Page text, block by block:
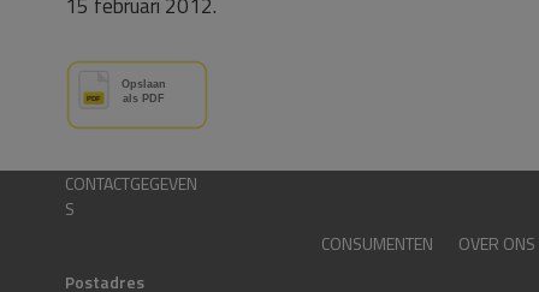
CONTACTGEGEVEN
S
Postadres
CONSUMENTEN OVER ONS